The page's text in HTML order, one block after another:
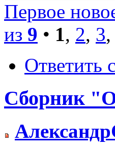
Первое
из 9 • 1, 2, 3,
Ответить
Сборник